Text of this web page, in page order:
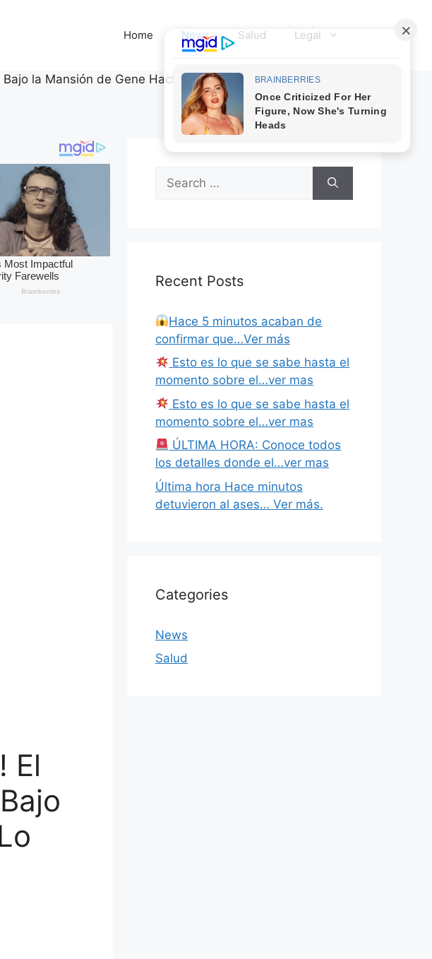
Home News Salud Legal
la Mansión de Gene Hackman: Lo Que Encontraron Dejó a
El
for:
Recent Posts
Hace 5 minutos acaban de
confirmar que…Ver más
Esto es lo que se sabe hasta el
momento sobre el…ver mas
Esto es lo que se sabe hasta el
momento sobre el…ver mas
ÚLTIMA HORA: Conoce todos
los detalles donde el…ver mas
Última hora Hace minutos
detuvieron al ases… Ver más.
Categories
News
Salud